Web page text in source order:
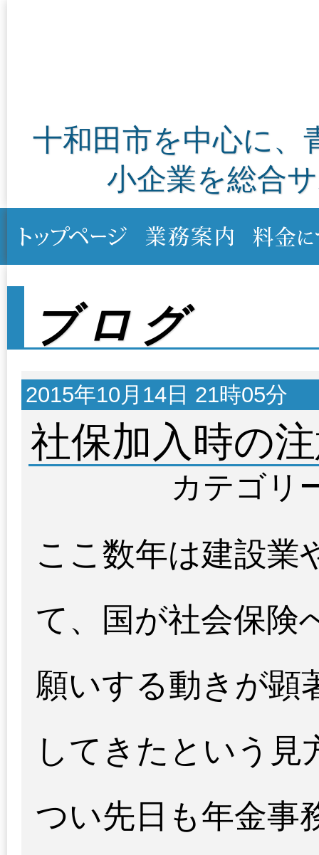
十和田市を中心に、
小企業を総合
ブログ
2015年10月14日 21時05分
社保加入時の
カテゴリ
ここ数年は建設業
て、国が社会保険
願いする動きが顕
してきたという
つい先日も年金事